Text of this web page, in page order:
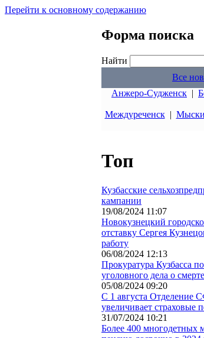
Перейти к основному содержанию
Форма поиска
Найти
Все
Анжеро-Судженск |
Междуреченск| Мыски
Топ
Кузбасские
кампании
19/08/2024 11:07
Новокузнецкий
отставку Сергея
работу
06/08/2024 12:13
Прокуратура Кузбасса
уголовного дела о
05/08/2024 09:20
С 1 августа Отделение
увеличивает страховые
31/07/2024 10:21
Более 400 многодетных